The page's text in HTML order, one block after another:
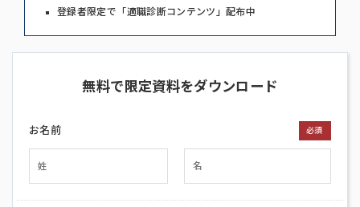
登録者限定で「適職診断コンテンツ」配布中
無料で限定資料をダウンロード
お名前 必須